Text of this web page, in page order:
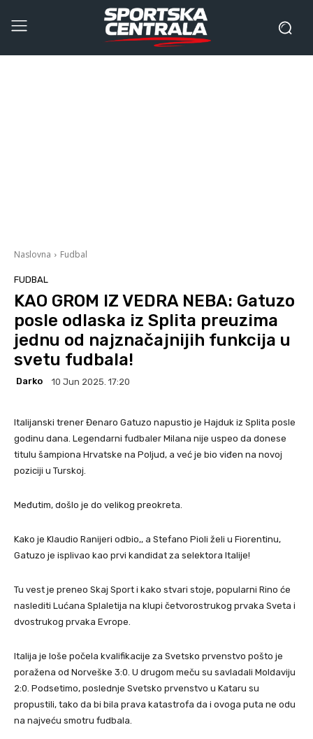
Naslovna Fudbal
FUDBAL
KAO GROM IZ VEDRA NEBA: Gatuzo
posle odlaska iz Splita preuzima
jednu od najznačajnijih funkcija u
svetu fudbala!
Darko 10 Jun 2025. 17:20
Italijanski trener Đenaro Gatuzo napustio je Hajduk iz Splita posle
godinu dana. Legendarni fudbaler Milana nije uspeo da donese
titulu šampiona Hrvatske na Poljud, a već je bio viđen na novoj
poziciji u Turskoj.
Međutim, došlo je do velikog preokreta.
Kako je Klaudio Ranijeri odbio,, a Stefano Pioli želi u Fiorentinu,
Gatuzo je isplivao kao prvi kandidat za selektora Italije!
Tu vest je preneo Skaj Sport i kako stvari stoje, popularni Rino će
naslediti Lućana Splaletija na klupi četvorostrukog prvaka Sveta i
dvostrukog prvaka Evrope.
Italija je loše počela kvalifikacije za Svetsko prvenstvo pošto je
poražena od Norveške 3:0. U drugom meču su savladali Moldaviju
2:0. Podsetimo, poslednje Svetsko prvenstvo u Kataru su
propustili, tako da bi bila prava katastrofa da i ovoga puta ne odu
na najveću smotru fudbala.